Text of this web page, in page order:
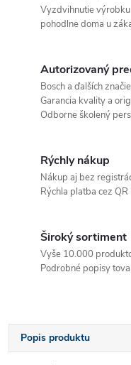
Vyzdvihnutie výrobku
pohodlne doma u
Autorizovaný
Bosch a ďalších
Garancia kvality a
Odborne školený
Rýchly nákup
Nákup aj bez
Rýchla platba cez QR
Široký sortiment
Vyše 10.000
Podrobné popisy
Popis produktu